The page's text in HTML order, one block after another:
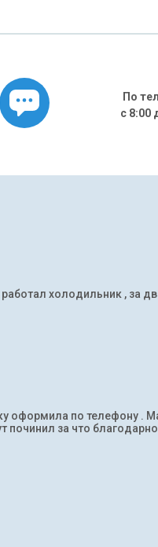
По
с 8:00
холодильник , за
оформила по телефону .
починил за что